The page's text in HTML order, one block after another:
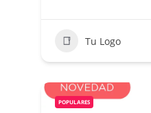
Tu Logo
POPULARES